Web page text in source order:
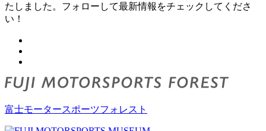
たしました。フォローして最新情報をチェックしてくださ
い！
富士モータースポーツフォレスト